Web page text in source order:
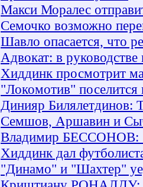
Макси Моралес
Семочко возможно
Шавло опасается, что
Адвокат: в
Хиддинк просмотрит
"Локомотив" поселится
Динияр Билялетдинов:
Семшов, Аршавин и
Владимир БЕССОНОВ:
Хиддинк дал
"Динамо" и "Шахтер"